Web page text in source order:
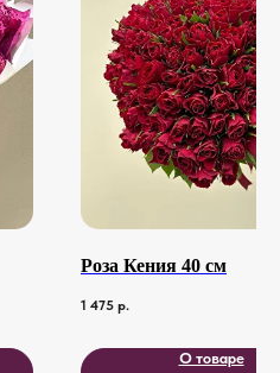
Роза Кения 40 см
1 475 р.
О товаре